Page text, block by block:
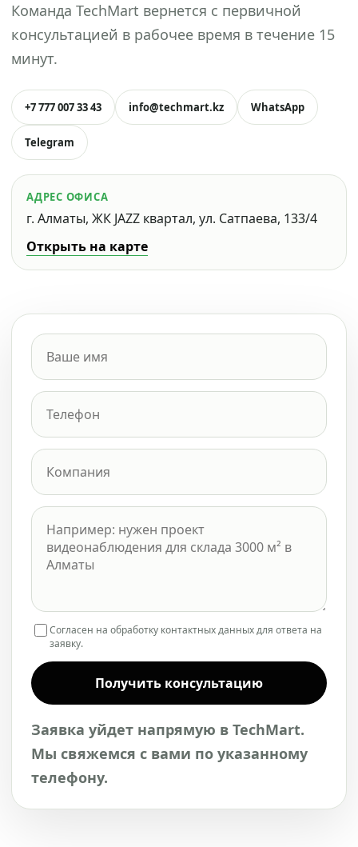
Команда TechMart вернется с первичной
консультацией в рабочее время в течение 15
минут.
+7 777 007 33 43 info@techmart.kz WhatsApp
Telegram
АДРЕС ОФИСА
г. Алматы, ЖК JAZZ квартал, ул. Сатпаева, 133/4
Открыть на карте
Согласен на обработку контактных данных для ответа на
заявку.
Получить консультацию
Заявка уйдет напрямую в TechMart.
Мы свяжемся с вами по указанному
телефону.